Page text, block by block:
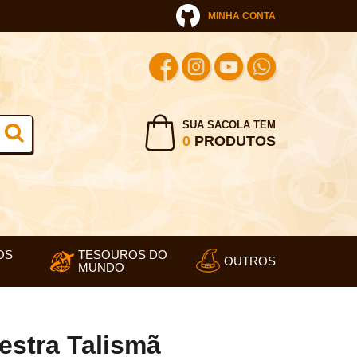
MINHA CONTA
SUA SACOLA TEM
0PRODUTOS
TESOUROS DO
MUNDO
OUTROS
Talismã